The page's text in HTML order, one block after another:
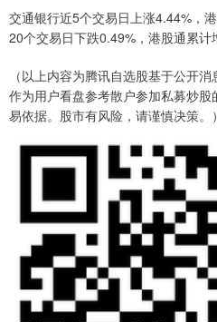
交通银行近5个交易日上涨4.44%，
20个交易日下跌0.49%，港股通累计
（以上内容为腾讯自选股基于公开
作为用户看盘参考散户参加私募炒
易依据。股市有风险，请谨慎决策。）